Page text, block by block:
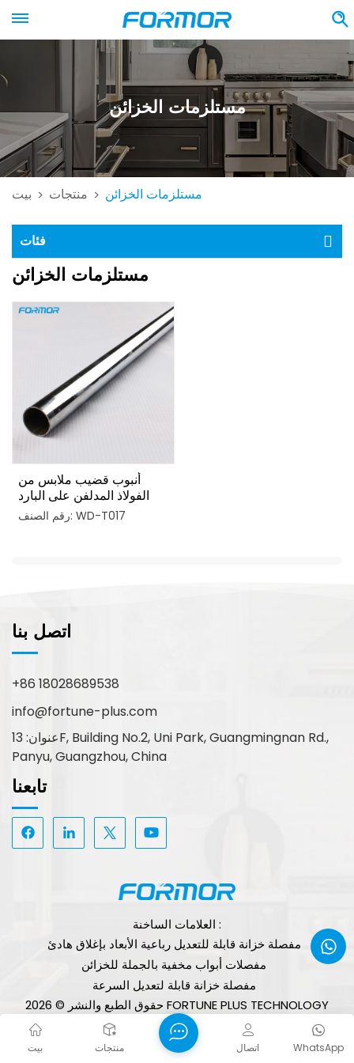
مستلزمات الخزائن
بيت > منتجات > مستلزمات الخزائن
فئات
مستلزمات الخزائن
أنبوب قضيب ملابس من
الفولاذ المدلفن على البارد
لخزانة الملابسرقم الصنف: WD-T017
اتصل بنا
+86 18028689538
info@fortune-plus.com
عنوان: 13F, Building No.2, Uni Park, Guangmingnan Rd.,
Panyu, Guangzhou, China
تابعنا
العلامات الساخنة :
مفصلة خزانة قابلة للتعديل رباعية الأبعاد بإغلاق هادئ
مفصلات أبواب مخفية بالجملة للخزائن
مفصلة خزانة قابلة لتعديل السرعة
حقوق الطبع والنشر © 2026 FORTUNE PLUS TECHNOLOGY
(GUANGZHOU) LIMITED. جميع الحقوق محفوظة.
الشبكة
المدعومة
مدونة XML سياسة الخصوصية خريطة الموقع بيت منتجات WhatsApp اتصال